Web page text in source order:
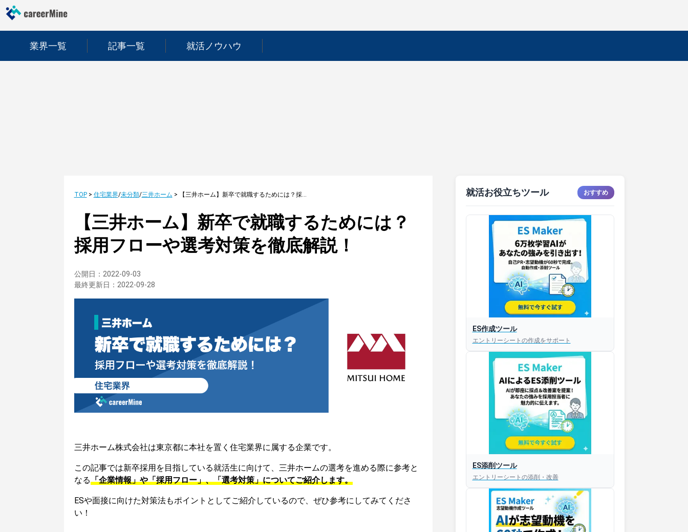
業界一覧 記事一覧 就活ノウハウ
TOP> 住宅業界/未分類/三井ホーム > 【三井ホーム】新卒で就職するためには？採用フローや選考対策を徹底解説！
【三井ホーム】新卒で就職するためには？
採用フローや選考対策を徹底解説！
公開日： 2022-09-03
最終更新日： 2022-09-28
三井ホーム株式会社は東京都に本社を置く住宅業界に属する企業です。
この記事では新卒採用を目指している就活生に向けて、三井ホームの選考を進める際に参考と
なる「企業情報」や「採用フロー」、「選考対策」についてご紹介します。
ESや面接に向けた対策法もポイントとしてご紹介しているので、ぜひ参考にしてみてくださ
い！
就活お役立ちツール おすすめ
ES作成ツール
エントリーシートの作成をサポート
ES添削ツール
エントリーシートの添削・改善